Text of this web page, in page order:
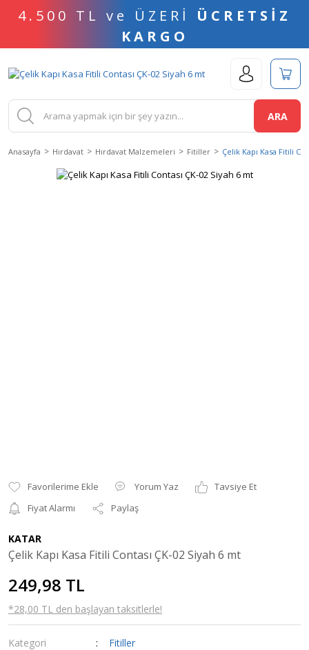
4.500 TL ve ÜZERİ ÜCRETSİZ
KARGO
ARA
Anasayfa Hırdavat Hırdavat Malzemeleri Fitiller Çelik Kapı Kasa Fitili
Yorum Yaz
Tavsiye Et
Fiyat Alarmı
Paylaş
KATAR
Çelik Kapı Kasa Fitili Contası ÇK-02 Siyah 6 mt
249,98 TL
*28,00 TL den başlayan taksitlerle!
Kategori
Fitiller